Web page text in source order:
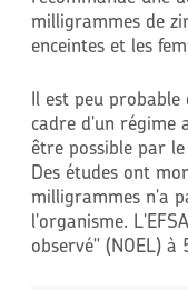
milligrammes de
enceintes et les
Il est peu probable
cadre d'un régime
être possible par
Des études ont
milligrammes n'a
l'organisme.
observé" (NOEL)